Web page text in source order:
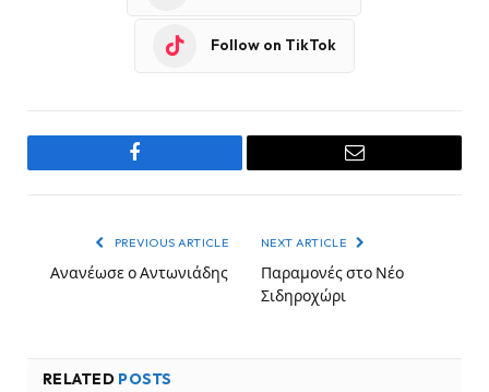
Follow on TikTok
Facebook Email
PREVIOUS ARTICLE
Ανανέωσε ο Αντωνιάδης
NEXT ARTICLE
Παραμονές στο Νέο
Σιδηροχώρι
RELATED POSTS